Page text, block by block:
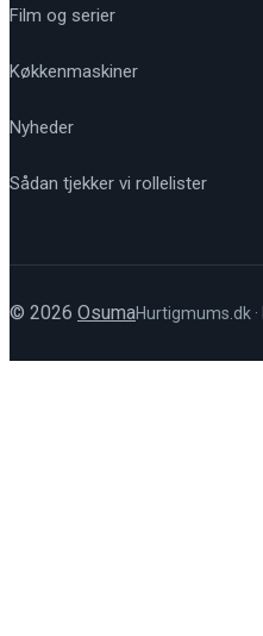
Film og serier
Køkkenmaskiner
Nyheder
Sådan tjekker vi rollelister
© 2026 OsumaHurtigmums.dk ·